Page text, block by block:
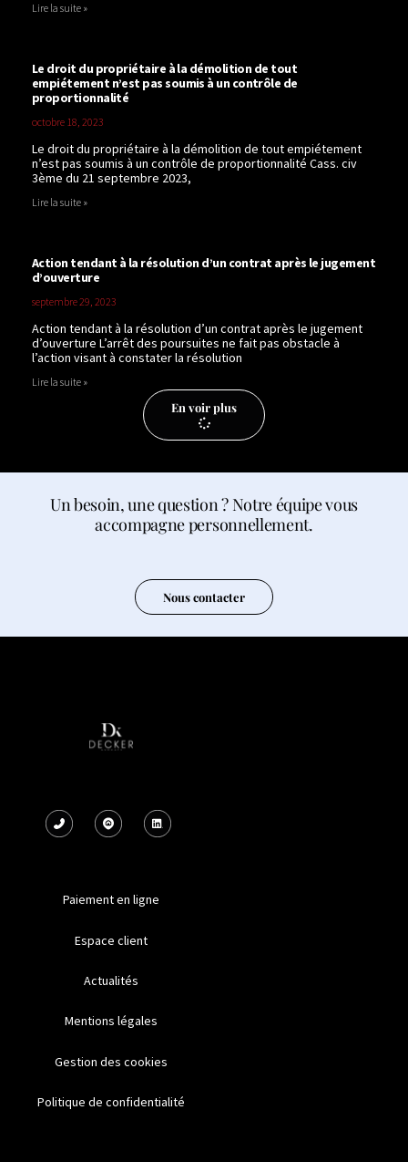
Lire la suite »
Le droit du propriétaire à la démolition de tout
empiétement n’est pas soumis à un contrôle de
proportionnalité
octobre 18, 2023
Le droit du propriétaire à la démolition de tout empiétement
n’est pas soumis à un contrôle de proportionnalité Cass. civ
3ème du 21 septembre 2023,
Lire la suite »
Action tendant à la résolution d’un contrat après le jugement
d’ouverture
septembre 29, 2023
Action tendant à la résolution d’un contrat après le jugement
d’ouverture L’arrêt des poursuites ne fait pas obstacle à
l’action visant à constater la résolution
Lire la suite »
En voir plus
Un besoin, une question ? Notre équipe vous
accompagne personnellement.
Nous contacter
Paiement en ligne
Espace client
Actualités
Mentions légales
Gestion des cookies
Politique de confidentialité